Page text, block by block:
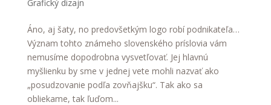
Grafický dizajn
Áno, aj šaty, no predovšetkým logo robí podnikateľa…
Význam tohto známeho slovenského príslovia vám
nemusíme dopodrobna vysvetľovať. Jej hlavnú
myšlienku by sme v jednej vete mohli nazvať ako
„posudzovanie podľa zovňajšku“. Tak ako sa
obliekame, tak ľuďom...